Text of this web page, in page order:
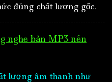
đúng chất lượng gốc.
nghe bản MP3 nén
lượng âm thanh như